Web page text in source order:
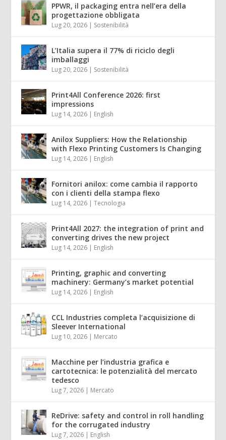
PPWR, il packaging entra nell’era della
progettazione obbligata
Lug 20, 2026 | Sostenibilità
L’Italia supera il 77% di riciclo degli
imballaggi
Lug 20, 2026 | Sostenibilità
Print4All Conference 2026: first
impressions
Lug 14, 2026 | English
Anilox Suppliers: How the Relationship
with Flexo Printing Customers Is Changing
Lug 14, 2026 | English
Fornitori anilox: come cambia il rapporto
con i clienti della stampa flexo
Lug 14, 2026 |Tecnologia
Print4All 2027: the integration of print and
converting drives the new project
Lug 14, 2026 | English
Printing, graphic and converting
machinery: Germany’s market potential
Lug 14, 2026 | English
CCL Industries completa l’acquisizione di
Sleever International
Lug 10, 2026 | Mercato
Macchine per l’industria grafica e
cartotecnica: le potenzialità del mercato
tedesco
Lug 7, 2026 | Mercato
ReDrive: safety and control in roll handling
for the corrugated industry
Lug 7, 2026 | English